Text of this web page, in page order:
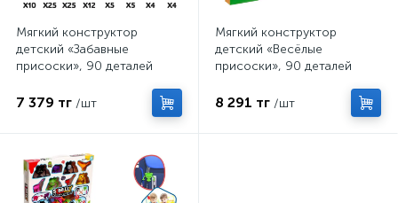
Мягкий конструктор
детский «Забавные
присоски», 90 деталей
7 379 тг /шт
Мягкий конструктор
детский «Весёлые
присоски», 90 деталей
8 291 тг /шт